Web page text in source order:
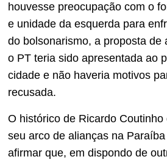
houvesse preocupação com o
e unidade da esquerda para
do bolsonarismo, a proposta de
o PT teria sido apresentada ao
cidade e não haveria motivos
recusada.
O histórico de Ricardo Coutinho
seu arco de alianças na
afirmar que, em dispondo de